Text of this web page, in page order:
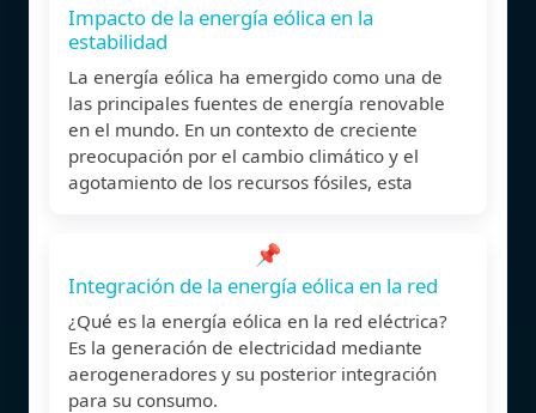
Impacto de la energía eólica en la
estabilidad
La energía eólica ha emergido como una de
las principales fuentes de energía renovable
en el mundo. En un contexto de creciente
preocupación por el cambio climático y el
agotamiento de los recursos fósiles, esta
📌
Integración de la energía eólica en la red
¿Qué es la energía eólica en la red eléctrica?
Es la generación de electricidad mediante
aerogeneradores y su posterior integración
para su consumo.